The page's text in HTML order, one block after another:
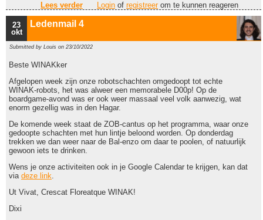
Lees verder over Ledenmail 5
Login of registreerom te kunnen reageren
23
okt
Ledenmail 4
Submitted by Louis on 23/10/2022
Beste WINAKker
Afgelopen week zijn onze robotschachten omgedoopt tot echte
WINAK-robots, het was alweer een memorabele D00p! Op de
boardgame-avond was er ook weer massaal veel volk aanwezig, wat
enorm gezellig was in den Hagar.
De komende week staat de ZOB-cantus op het programma, waar onze
gedoopte schachten met hun lintje beloond worden. Op donderdag
trekken we dan weer naar de Bal-enzo om daar te poolen, of natuurlijk
gewoon iets te drinken.
Wens je onze activiteiten ook in je Google Calendar te krijgen, kan dat
via deze link.
Ut Vivat, Crescat Floreatque WINAK!
Dixi